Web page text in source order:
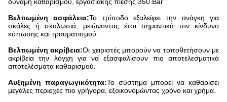
Βελτιωμένη ασφάλεια:Το τρίποδο εξαλείφει την ανάγκη για
σκάλες ή σκαλωσιά, μειώνοντας έτσι σημαντικά τον κίνδυνο
κόπωσης και τραυματισμού.
Βελτιωμένη ακρίβεια:Οι χειριστές μπορούν να τοποθετήσουν με
ακρίβεια την λόγχη για να εξασφαλίσουν πιο αποτελεσματικά
αποτελέσματα καθαρισμού.
Αυξημένη παραγωγικότητα:Το σύστημα μπορεί να καθαρίσει
μεγάλες περιοχές πιο γρήγορα, εξοικονομώντας χρόνο και χρήμα.